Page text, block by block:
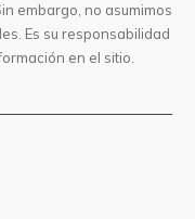
embargo, no asumimos
Es su responsabilidad
en el sitio.